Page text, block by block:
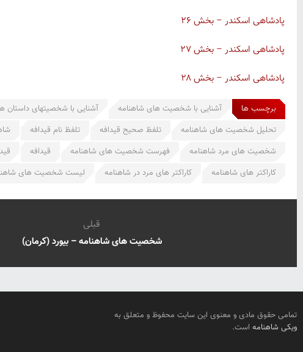
پادشاهی اسکندر – بخش ۲۶
پادشاهی اسکندر – بخش ۲۷
پادشاهی اسکندر – بخش ۲۸
برچسب ها آشنایی با شخصیت های شاهنامه آشنایی با شخصیتهای داستان
تحلیل شخصیت های شاهنامه
تلفظ صحیح قیدافه تلفظ نام قیدافه
شخصیت های مرد شاهنامه
فهرست شخصیت های شاهنامه قیدافه
کاراکتر های شاهنامه
کاراکتر های مرد در شاهنامه لیست شخصیت های
قبلی
شخصیت های شاهنامه – بیورد (کرمان)
تمامی حقوق مادی و معنوی این سایت محفوظ و متعلق به
ویکی شاهنامه است.